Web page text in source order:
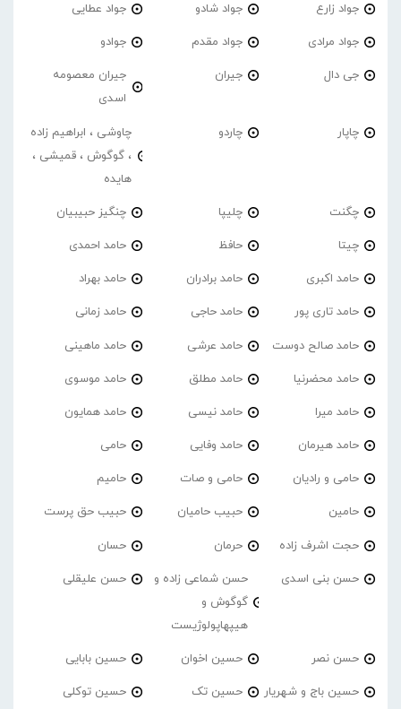
جواد زارع جواد شادو جواد عطایی
جواد مرادی جواد مقدم جوادو
جی دال جیران
جیران معصومه
اسدی
چاپار چاردو
چاوشی ، ابراهیم زاده
، گوگوش ، قمیشی ،
هایده
چگنت چلیپا چنگیز حبیبیان
چیتا حافظ حامد احمدی
حامد اکبری حامد برادران حامد بهراد
حامد تاری پور حامد حاجی حامد زمانی
حامد صالح دوست حامد عرشی حامد ماهینی
حامد محضرنیا حامد مطلق حامد موسوی
حامد میرا حامد نیسی حامد همایون
حامد هیرمان حامد وفایی حامی
حامی و رادیان حامی و صات حامیم
حامین حبیب حامیان حبیب حق پرست
حجت اشرف زاده حرمان حسان
حسن بنی اسدی
حسن شماعی زاده و
گوگوش و
هیپهاپولوژیست
حسن علیقلی
حسن نصر حسین اخوان حسین بابایی
حسین باج و شهریار حسین تک حسین توکلی